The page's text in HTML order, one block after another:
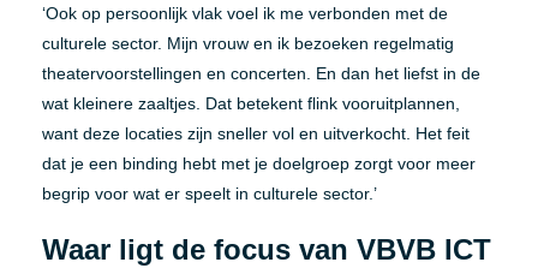
‘Ook op persoonlijk vlak voel ik me verbonden met de
culturele sector. Mijn vrouw en ik bezoeken regelmatig
theatervoorstellingen en concerten. En dan het liefst in de
wat kleinere zaaltjes. Dat betekent flink vooruitplannen,
want deze locaties zijn sneller vol en uitverkocht. Het feit
dat je een binding hebt met je doelgroep zorgt voor meer
begrip voor wat er speelt in culturele sector.’
Waar ligt de focus van VBVB ICT